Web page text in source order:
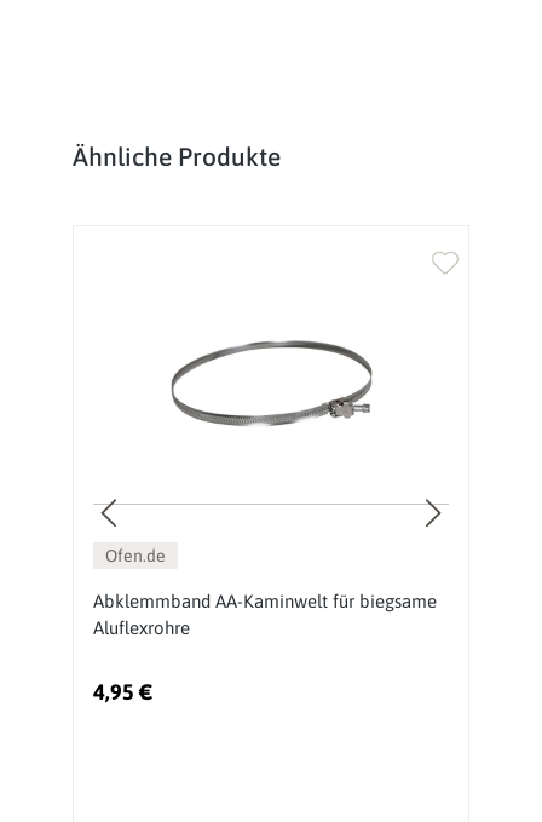
Produktgalerie überspringen
Ähnliche Produkte
Ofen.de
Abklemmband AA-Kaminwelt für biegsame
Aluflexrohre
4,95 €